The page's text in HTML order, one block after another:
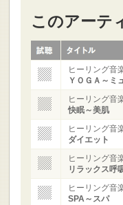
このアーテ
ヒーリング音
ＹＯＧＡ～ミ
ヒーリング音
快眠～美肌
ヒーリング音
ダイエット
ヒーリング音
リラックス呼
ヒーリング音
SPA～スパ